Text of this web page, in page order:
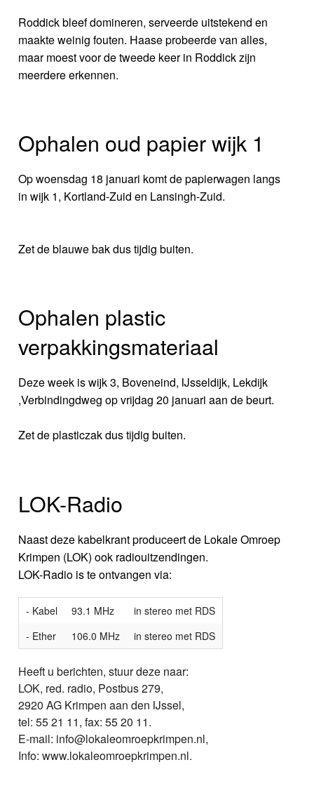
Roddick bleef domineren, serveerde uitstekend en
maakte weinig fouten. Haase probeerde van alles,
maar moest voor de tweede keer in Roddick zijn
meerdere erkennen.
Ophalen oud papier wijk 1
Op woensdag 18 januari komt de papierwagen langs
in wijk 1, Kortland-Zuid en Lansingh-Zuid.
Zet de blauwe bak dus tijdig buiten.
Ophalen plastic
verpakkingsmateriaal
Deze week is wijk 3, Boveneind, IJsseldijk, Lekdijk
,Verbindingdweg op vrijdag 20 januari aan de beurt.
Zet de plasticzak dus tijdig buiten.
LOK-Radio
Naast deze kabelkrant produceert de Lokale Omroep
Krimpen (LOK) ook radiouitzendingen.
LOK-Radio is te ontvangen via:
- Kabel 93.1 MHz
in stereo met RDS
- Ether
106.0 MHz in stereo met RDS
Heeft u berichten, stuur deze naar:
LOK, red. radio, Postbus 279,
2920 AG Krimpen aan den IJssel,
tel: 55 21 11, fax: 55 20 11.
E-mail: info@lokaleomroepkrimpen.nl,
Info: www.lokaleomroepkrimpen.nl.